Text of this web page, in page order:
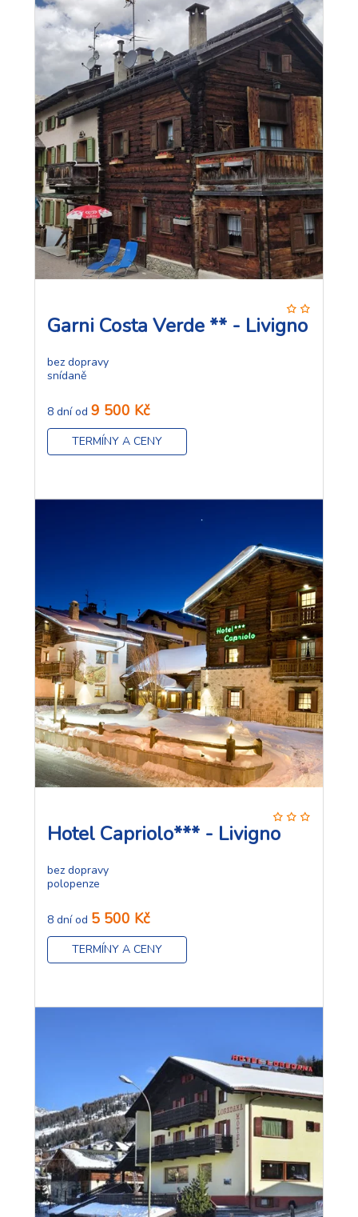
Garni Costa Verde ** - Livigno
bez dopravy
snídaně
8 dní od 9 500 Kč
TERMÍNY A CENY
Hotel Capriolo*** - Livigno
bez dopravy
polopenze
8 dní od 5 500 Kč
TERMÍNY A CENY